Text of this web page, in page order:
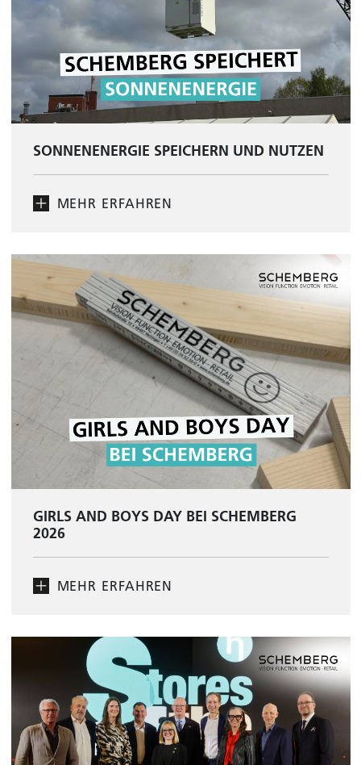
SONNENENERGIE SPEICHERN UND NUTZEN
MEHR ERFAHREN
GIRLS AND BOYS DAY BEI SCHEMBERG
2026
MEHR ERFAHREN